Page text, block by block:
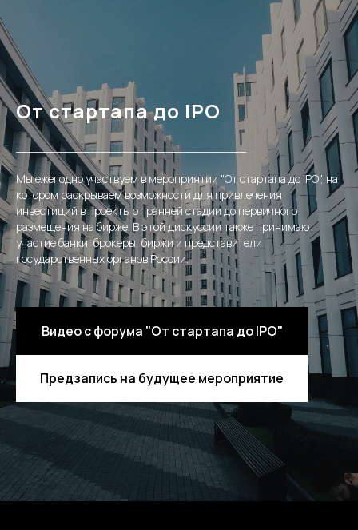
От стартапа до IPO
________________________________
Мы ежегодно участвуем в мероприятии "От стартапа до IPO", на
котором раскрываем возможности для привлечения
инвестиций в проекты от ранней стадии до первичного
размещения на бирже. В этой дискуссии также принимают
участие банки, брокеры, биржи и представители
государственных органов России.
Видео с форума "От стартапа до IPO"
Предзапись на будущее мероприятие